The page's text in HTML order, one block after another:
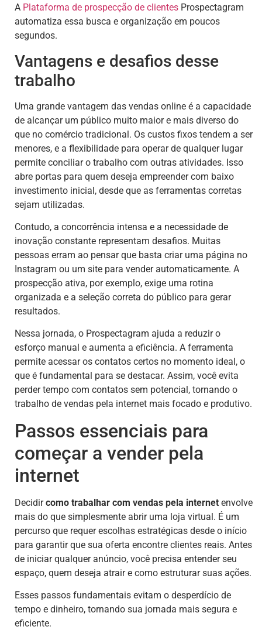
A Plataforma de prospecção de clientes Prospectagram
automatiza essa busca e organização em poucos
segundos.
Vantagens e desafios desse
trabalho
Uma grande vantagem das vendas online é a capacidade
de alcançar um público muito maior e mais diverso do
que no comércio tradicional. Os custos fixos tendem a ser
menores, e a flexibilidade para operar de qualquer lugar
permite conciliar o trabalho com outras atividades. Isso
abre portas para quem deseja empreender com baixo
investimento inicial, desde que as ferramentas corretas
sejam utilizadas.
Contudo, a concorrência intensa e a necessidade de
inovação constante representam desafios. Muitas
pessoas erram ao pensar que basta criar uma página no
Instagram ou um site para vender automaticamente. A
prospecção ativa, por exemplo, exige uma rotina
organizada e a seleção correta do público para gerar
resultados.
Nessa jornada, o Prospectagram ajuda a reduzir o
esforço manual e aumenta a eficiência. A ferramenta
permite acessar os contatos certos no momento ideal, o
que é fundamental para se destacar. Assim, você evita
perder tempo com contatos sem potencial, tornando o
trabalho de vendas pela internet mais focado e produtivo.
Passos essenciais para
começar a vender pela
internet
Decidircomo trabalhar com vendas pela internet envolve
mais do que simplesmente abrir uma loja virtual. É um
percurso que requer escolhas estratégicas desde o início
para garantir que sua oferta encontre clientes reais. Antes
de iniciar qualquer anúncio, você precisa entender seu
espaço, quem deseja atrair e como estruturar suas ações.
Esses passos fundamentais evitam o desperdício de
tempo e dinheiro, tornando sua jornada mais segura e
eficiente.